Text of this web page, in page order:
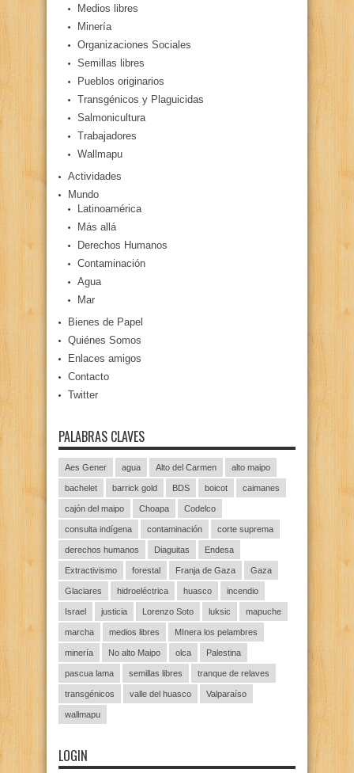
Medios libres
Minería
Organizaciones Sociales
Semillas libres
Pueblos originarios
Transgénicos y Plaguicidas
Salmonicultura
Trabajadores
Wallmapu
Actividades
Mundo
Latinoamérica
Más allá
Derechos Humanos
Contaminación
Agua
Mar
Bienes de Papel
Quiénes Somos
Enlaces amigos
Contacto
Twitter
PALABRAS CLAVES
Aes Gener agua Alto del Carmen alto maipo
bachelet barrick gold BDS boicot caimanes
cajón del maipo Choapa Codelco
consulta indígena contaminación corte suprema
derechos humanos Diaguitas Endesa
Extractivismo forestal Franja de Gaza Gaza
Glaciares hidroeléctrica huasco incendio
Israel justicia Lorenzo Soto luksic mapuche
marcha medios libres MInera los pelambres
minería No alto Maipo olca Palestina
pascua lama semillas libres tranque de relaves
transgénicos valle del huasco Valparaíso
wallmapu
LOGIN